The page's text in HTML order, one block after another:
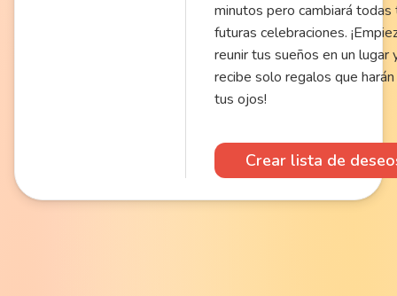
minutos pero cambiará todas
futuras celebraciones.
reunir tus sueños en un lugar
recibe solo regalos que
tus ojos!
Crear lista de